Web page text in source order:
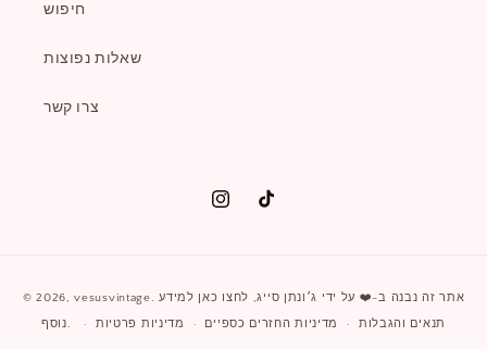
חיפוש
שאלות נפוצות
צרו קשר
אינסטגרם
טיק
תשלום
© 2026,vesusvintage . אתר זה נבנה ב-❤️ על ידי ג׳ונתן סייג, לחצו כאן למידע
נוסף.
מדיניות פרטיות מדיניות החזרים כספיים תנאים והגבלות